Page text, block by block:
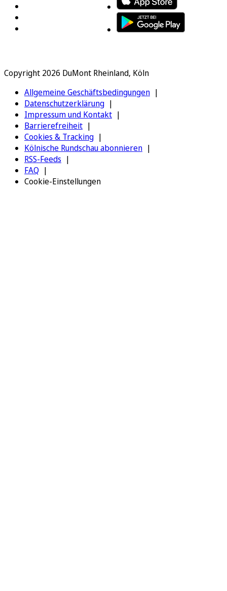
Copyright 2026 DuMont Rheinland, Köln
Allgemeine Geschäftsbedingungen
Datenschutzerklärung
Impressum und Kontakt
Barrierefreiheit
Cookies & Tracking
Kölnische Rundschau abonnieren
RSS-Feeds
FAQ
Cookie-Einstellungen